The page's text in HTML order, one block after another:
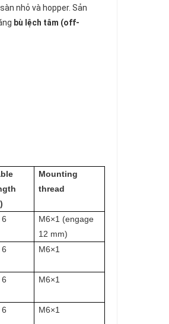
nhỏ và hopper. Sản
bù lệch tâm (off-
Mounting
thread
6
M6×1 (engage
12 mm)
6 M6×1
6 M6×1
6 M6×1